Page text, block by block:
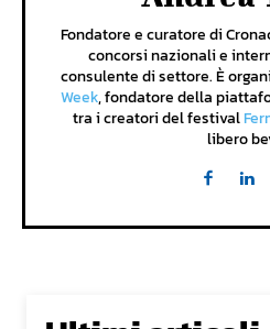
Fondatore e curatore di
concorsi nazionali e
consulente di settore. È
Week, fondatore della
tra i creatori del festival
libero